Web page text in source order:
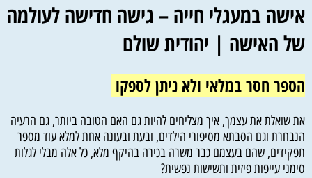
אישה במעגלי חייה – גישה חדישה לעולמה
של האישה | יהודית שולם
הספר חסר במלאי ולא ניתן לספקו
את שואלת את עצמך, איך מצליחים להיות גם האם הטובה ביותר, גם הרעיה
הנבחרת וגם הסבתא מסיפורי הילדים, ובעת ובעונה אחת למלא עוד מספר
תפקידים, שהם בעצמם כבר משרה בכירה בהיקף מלא, כל אלה מבלי לגלות
סימני עייפות פיזית ותשישות נפשית?